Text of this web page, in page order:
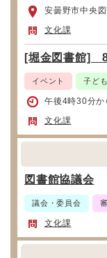
安曇野市中央
文化課
[堀金図書館]
イベント 子ども
午後4時30分か
文化課
図書館協議会
議会・委員会
文化課